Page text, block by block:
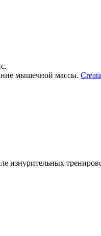
мышечной массы.
изнурительных